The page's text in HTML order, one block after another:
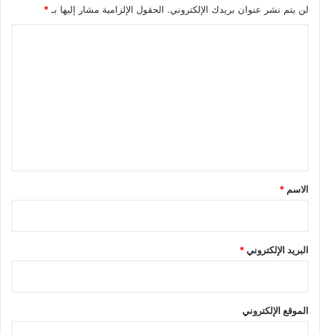
لن يتم نشر عنوان بريدك الإلكتروني. الحقول الإلزامية مشار إليها بـ *
*
الاسم *
البريد الإلكتروني*
الموقع الإلكتروني